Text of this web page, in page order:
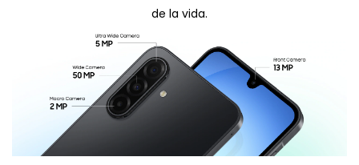
de la vida.